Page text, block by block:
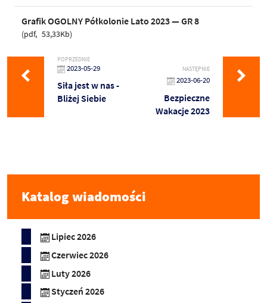
Grafik OGOLNY Półkolonie Lato 2023 — GR 8
pdf 53,33Kb
POPRZEDNIE
2023-05-29
Siła jest w nas -
Bliżej Siebie
NASTĘPNIE
2023-06-20
Bezpieczne
Wakacje 2023
Katalog wiadomości
Lipiec 2026
Czerwiec 2026
Luty 2026
Styczeń 2026